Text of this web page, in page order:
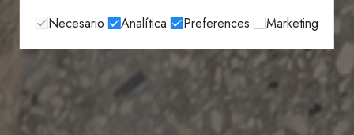
Necesario Analítica Preferences Marketing